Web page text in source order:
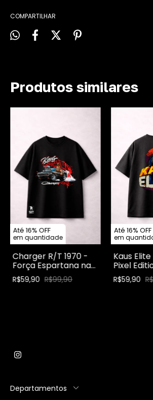
COMPARTILHAR
Produtos similares
Até 16% OFF
em quantidade
Charger R/T 1970 -
Força Espartana nas
Ruas
R$59,90 R$99,90
Até 16% OFF
em
Kaus
Pixel
R$59,90
Departamentos